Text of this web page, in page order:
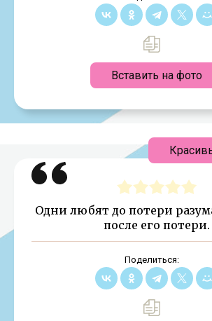
Вставить на фото
Одни любят до потери
после его потери.
Поделиться: